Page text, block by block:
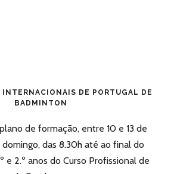
DE PORTUGAL DE
BADMINTON
de formação, entre 10 e 13 de
das 8.30h até ao final do
e 2.º anos do Curso Profissional de